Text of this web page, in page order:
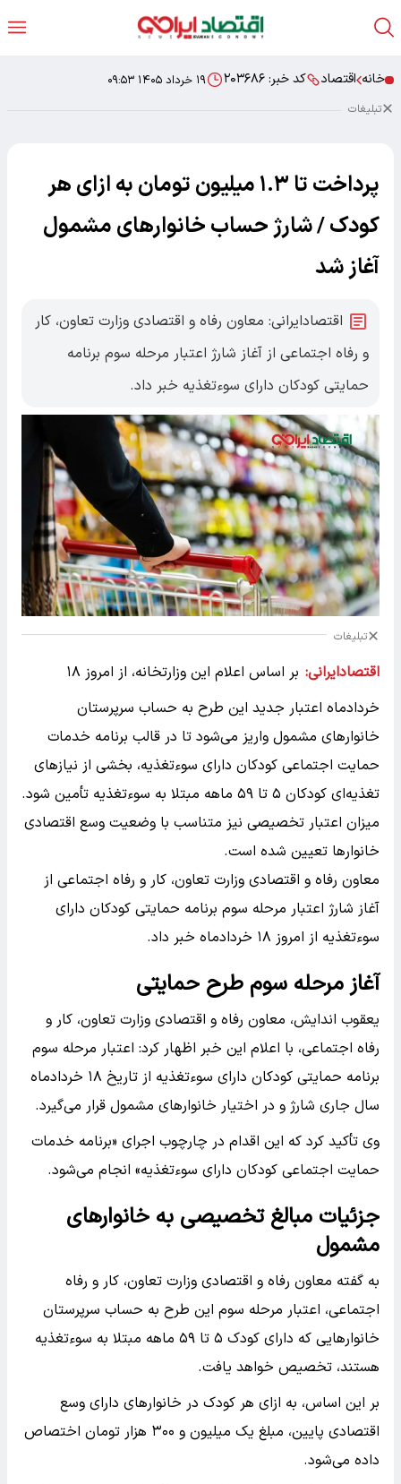
خانه اقتصاد کد خبر: ۲۰۳۶۸۶ ۱۹ خرداد ۱۴۰۵ ۰۹:۵۳
تبلیغات
پرداخت تا ۱.۳ میلیون تومان به ازای هر
کودک / شارژ حساب خانوارهای مشمول
آغاز شد
اقتصادایرانی: معاون رفاه و اقتصادی وزارت تعاون، کار
و رفاه اجتماعی از آغاز شارژ اعتبار مرحله سوم برنامه
حمایتی کودکان دارای سوءتغذیه خبر داد.
تبلیغات
اقتصادایرانی:
بر اساس اعلام این وزارتخانه، از امروز ۱۸
خردادماه اعتبار جدید این طرح به حساب سرپرستان
خانوارهای مشمول واریز می‌شود تا در قالب برنامه خدمات
حمایت اجتماعی کودکان دارای سوءتغذیه، بخشی از نیازهای
تغذیه‌ای کودکان ۵ تا ۵۹ ماهه مبتلا به سوءتغذیه تأمین شود.
میزان اعتبار تخصیصی نیز متناسب با وضعیت وسع اقتصادی
خانوارها تعیین شده است.
معاون رفاه و اقتصادی وزارت تعاون، کار و رفاه اجتماعی از
آغاز شارژ اعتبار مرحله سوم برنامه حمایتی کودکان دارای
سوءتغذیه از امروز ۱۸ خردادماه خبر داد.
آغاز مرحله سوم طرح حمایتی
یعقوب اندایش، معاون رفاه و اقتصادی وزارت تعاون، کار و
رفاه اجتماعی، با اعلام این خبر اظهار کرد: اعتبار مرحله سوم
برنامه حمایتی کودکان دارای سوءتغذیه از تاریخ ۱۸ خردادماه
سال جاری شارژ و در اختیار خانوارهای مشمول قرار می‌گیرد.
وی تأکید کرد که این اقدام در چارچوب اجرای «برنامه خدمات
حمایت اجتماعی کودکان دارای سوءتغذیه» انجام می‌شود.
جزئیات مبالغ تخصیصی به خانوارهای
مشمول
به گفته معاون رفاه و اقتصادی وزارت تعاون، کار و رفاه
اجتماعی، اعتبار مرحله سوم این طرح به حساب سرپرستان
خانوارهایی که دارای کودک ۵ تا ۵۹ ماهه مبتلا به سوءتغذیه
هستند، تخصیص خواهد یافت.
بر این اساس، به ازای هر کودک در خانوارهای دارای وسع
اقتصادی پایین، مبلغ یک میلیون و ۳۰۰ هزار تومان اختصاص
داده می‌شود.